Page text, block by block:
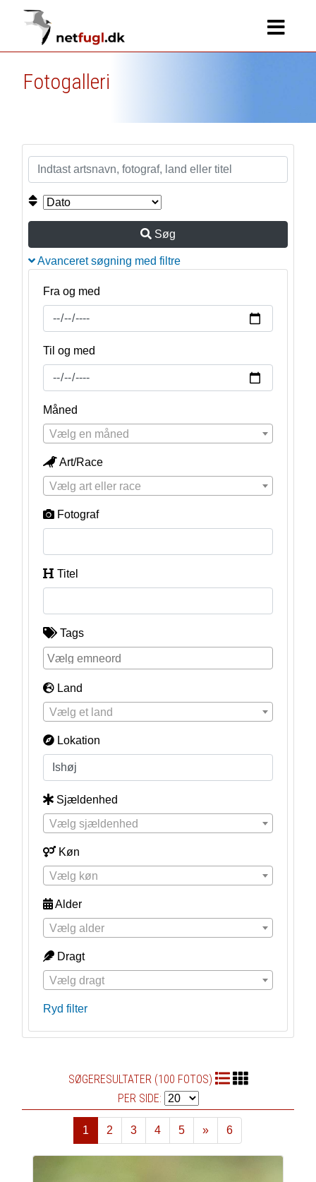
Fotogalleri
Søg
Avanceret søgning med filtre
Fra og med
Til og med
Måned
Vælg en måned
Art/Race
Vælg art eller race
Fotograf
Titel
Tags
Land
Vælg et land
Lokation
Sjældenhed
Vælg sjældenhed
Køn
Vælg køn
Alder
Vælg alder
Dragt
Vælg dragt
Ryd filter
SØGERESULTATER (100 FOTOS)
PER SIDE:
1 2 3 4 5
»
Næste
6